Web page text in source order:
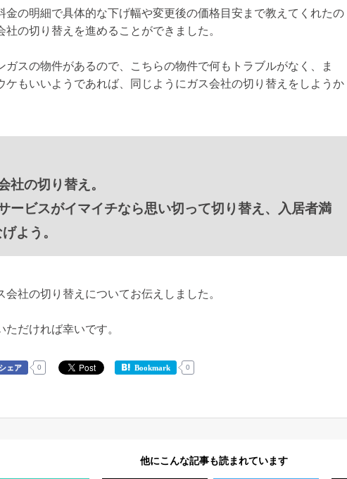
金の明細で具体的な下げ幅や変更後の価格目安まで教えてくれたの
社の切り替えを進めることができました。
ガスの物件があるので、こちらの物件で何もトラブルがなく、ま
ケもいいようであれば、同じようにガス会社の切り替えをしようか
社の切り替え。
ービスがイマイチなら思い切って切り替え、入居者満
よう。
社の切り替えについてお伝えしました。
だければ幸いです。
シェア 0 Bookmark 0
他にこんな記事も読まれています